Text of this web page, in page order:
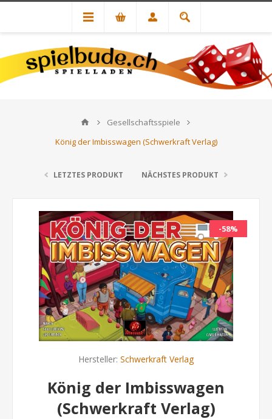
Gesellschaftsspiele
König der Imbisswagen (Schwerkraft Verlag)
LETZTES PRODUKT NÄCHSTES PRODUKT
-58%
Hersteller: Schwerkraft Verlag
König der Imbisswagen
(Schwerkraft Verlag)